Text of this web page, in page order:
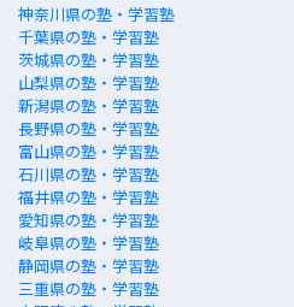
神奈川県の塾・学習塾
千葉県の塾・学習塾
茨城県の塾・学習塾
山梨県の塾・学習塾
新潟県の塾・学習塾
長野県の塾・学習塾
富山県の塾・学習塾
石川県の塾・学習塾
福井県の塾・学習塾
愛知県の塾・学習塾
岐阜県の塾・学習塾
静岡県の塾・学習塾
三重県の塾・学習塾